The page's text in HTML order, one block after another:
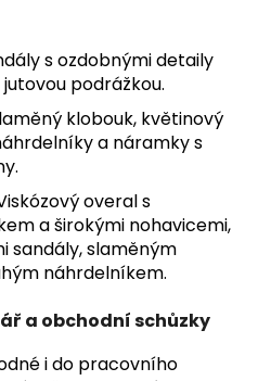
s ozdobnými detaily
podrážkou.
klobouk, květinový
a náramky s
overal s
a širokými nohavicemi,
sandály, slaměným
náhrdelníkem.
a obchodní schůzky
i do pracovního